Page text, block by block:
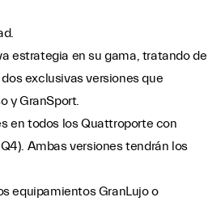
estrategia en su gama, tratando de
exclusivas versiones que
y GranSport.
en todos los Quattroporte con
Ambas versiones tendrán los
equipamientos GranLujo o